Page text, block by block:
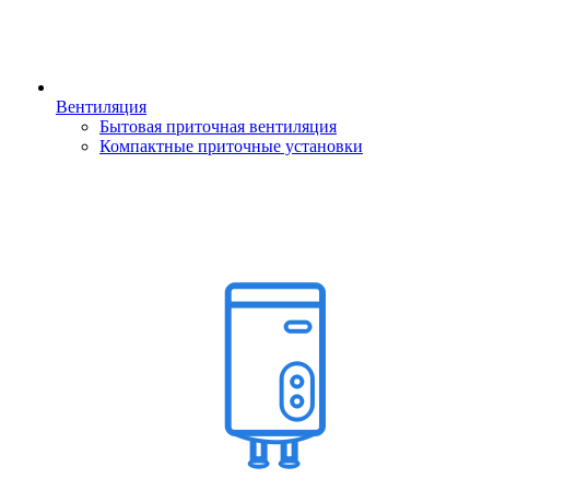
Вентиляция
Бытовая приточная вентиляция
Компактные приточные установки